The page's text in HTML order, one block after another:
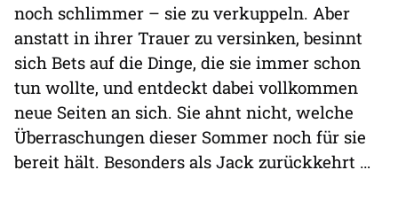
noch schlimmer – sie zu verkuppeln. Aber
anstatt in ihrer Trauer zu versinken, besinnt
sich Bets auf die Dinge, die sie immer schon
tun wollte, und entdeckt dabei vollkommen
neue Seiten an sich. Sie ahnt nicht, welche
Überraschungen dieser Sommer noch für sie
bereit hält. Besonders als Jack zurückkehrt …